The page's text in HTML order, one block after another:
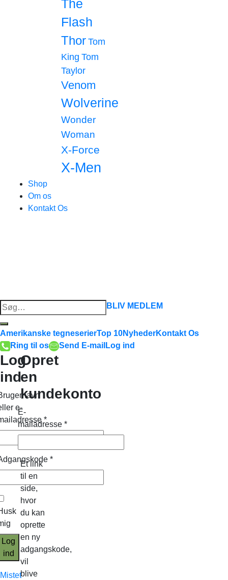
The
Flash
Thor Tom
King Tom
Taylor
Venom
Wolverine
Wonder
Woman
X-Force
X-Men
Shop
Om os
Kontakt Os
Søg
efter:
BLIV MEDLEM
Amerikanske tegneserierTop 10NyhederKontakt Os
Ring til os
Send E-mail Log ind
Log
ind
e-
*
*
Log
ind
Mistet
Opret
en
kundekonto
E-
mailadresse *
Et link
til en
side,
hvor
du kan
oprette
en ny
adgangskode,
vil
blive